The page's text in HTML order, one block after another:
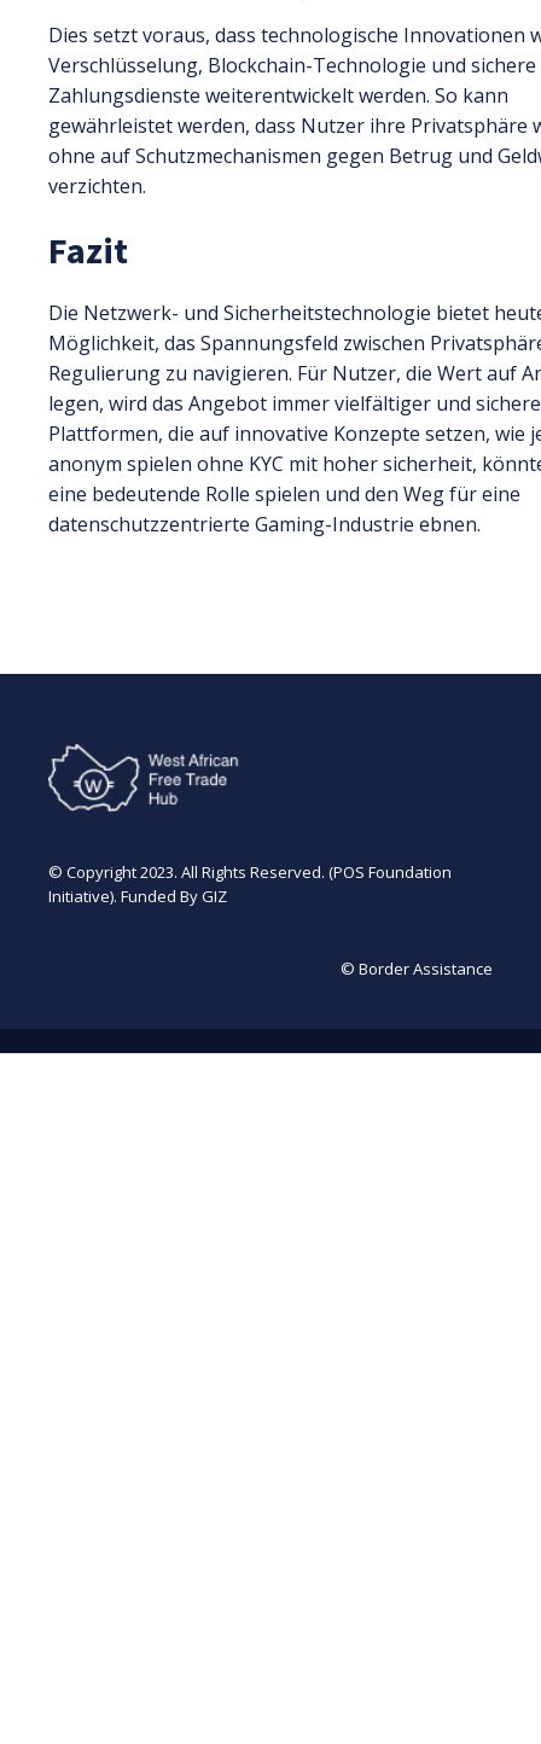
Dies setzt voraus, dass technologische Innovationen
Verschlüsselung, Blockchain-Technologie und sichere
Zahlungsdienste weiterentwickelt werden. So kann
gewährleistet werden, dass Nutzer ihre Privatsphäre
ohne auf Schutzmechanismen gegen Betrug und
verzichten.
Fazit
Die Netzwerk- und Sicherheitstechnologie bietet
Möglichkeit, das Spannungsfeld zwischen
Regulierung zu navigieren. Für Nutzer, die Wert auf
legen, wird das Angebot immer vielfältiger und
Plattformen, die auf innovative Konzepte setzen, wie
anonym spielen ohne KYC mit hoher sicherheit,
eine bedeutende Rolle spielen und den Weg für eine
datenschutzzentrierte Gaming-Industrie ebnen.
© Copyright 2023. All Rights Reserved. (POS Foundation
Initiative). Funded By GIZ
© Border Assistance